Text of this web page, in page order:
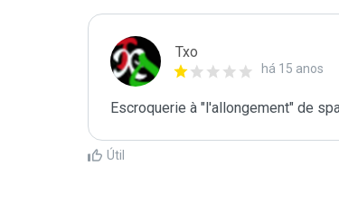
Txo
há 15 anos
Escroquerie à "l'allongement" de
Útil